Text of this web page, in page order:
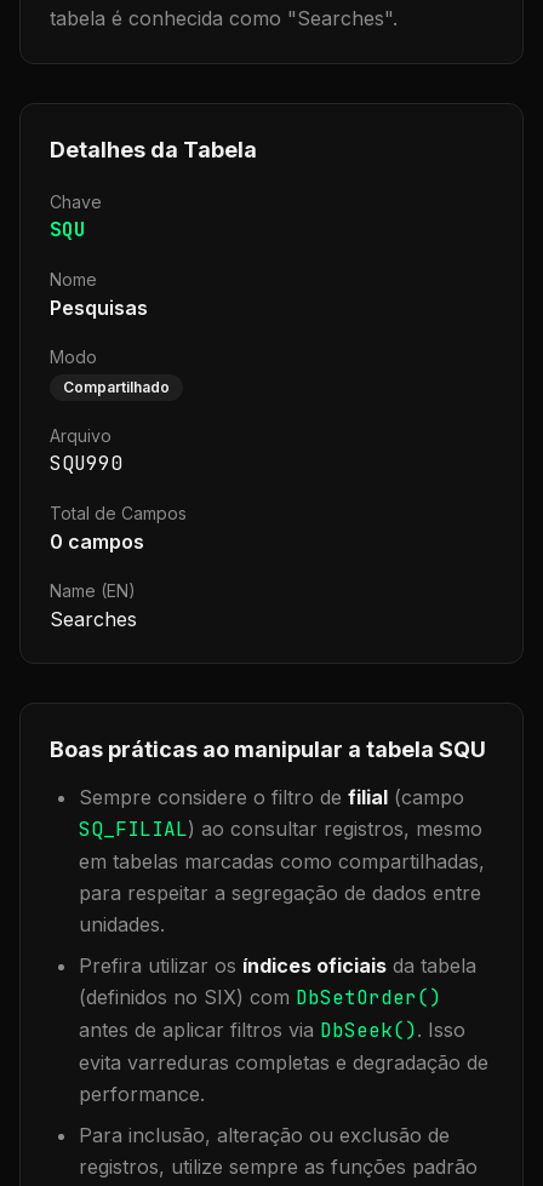
tabela é conhecida como "Searches".
Detalhes da Tabela
Chave
SQU
Nome
Pesquisas
Modo
Compartilhado
Arquivo
SQU990
Total de Campos
0 campos
Name (EN)
Searches
Boas práticas ao manipular a tabela SQU
Sempre considere o filtro de filial (campo
SQ_FILIAL) ao consultar registros, mesmo
em tabelas marcadas como compartilhadas,
para respeitar a segregação de dados entre
unidades.
Prefira utilizar os índices oficiais da tabela
(definidos no SIX) com DbSetOrder()
antes de aplicar filtros via DbSeek(). Isso
evita varreduras completas e degradação de
performance.
Para inclusão, alteração ou exclusão de
registros, utilize sempre as funções padrão